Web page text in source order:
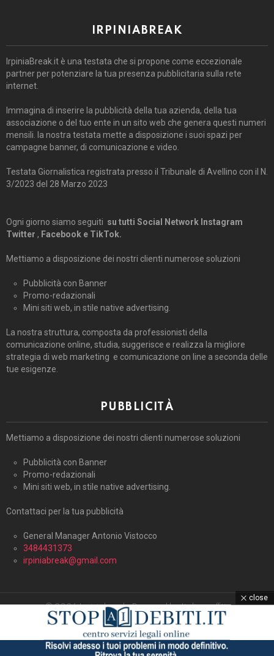
IRPINIABREAK
IrpiniaBreak.it è una testata che si propone come eccezionale
partner per potenziare la tua presenza pubblicitaria sulla rete
internet.
Immagina di inserire la pubblicità della tua azienda, della tua
associazione o del tuo ente in un sito web che genera questi numeri
mensili. la nostra testata mette a disposizione i suoi spazi per
campagne banner, di comunicazione e video.
Testata Giornalistica registrata presso il Tribunale di Avellino con il N.
3/2023 del 28 Marzo 2023
Ogni giorno siamo seguiti su tutti Social Network Instagram
Twitter , Facebook e TikTok.
Mettiamo a disposizione dei nostri clienti numerose soluzioni
Pubblicità con Banner
Promo-redazionali
Mini siti web, in stile native advertising.
La nostra struttura, composta da professionisti della
comunicazione online, studia, suggerisce e realizza la migliore
strategia di web marketing e comunicazione on line a seconda delle
tue esigenze.
PUBBLICITÀ
Mettiamo a disposizione dei nostri clienti numerose soluzioni
Pubblicità con Banner
Promo-redazionali
Mini siti web, in stile native advertising.
Contattaci per la tua pubblicità
General Manager Antonio Vistocco
3484431373
irpiniabreak@gmail.com
© 2026 Irpiniabreak. Powered by Italiagraffiti.
Home Contattaci Cookie Policy (UE)
close